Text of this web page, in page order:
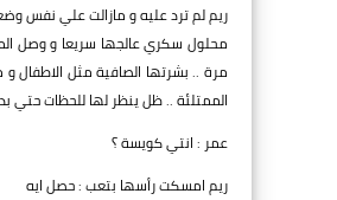
ريم لم ترد عليه و مازالت علي نفس
محلول سكري عالجها سريعا و وصل
مرة .. بشرتها الصافية مثل الاطفال
الممتلئة .. ظل ينظر لها للحظات حتي
عمر : انتي كويسة ؟
ريم امسكت رأسها بتعب : حصل ايه